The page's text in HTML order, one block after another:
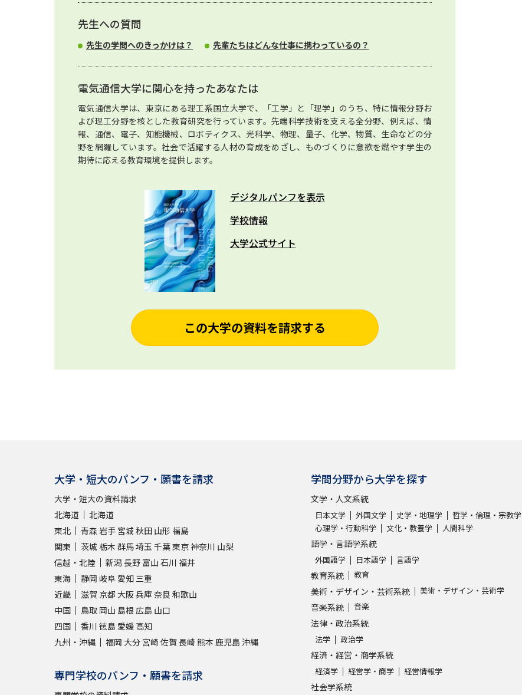
先生への質問
先生の学問へのきっかけは？ 先輩たちはどんな仕事に携わっているの？
電気通信大学に関心を持ったあなたは
電気通信大学は、東京にある理工系国立大学で、「工学」と「理学」のうち、特に情報分野お
よび理工分野を核とした教育研究を行っています。先端科学技術を支える全分野、例えば、情
報、通信、電子、知能機械、ロボティクス、光科学、物理、量子、化学、物質、生命などの分
野を網羅しています。社会で活躍する人材の育成をめざし、ものづくりに意欲を燃やす学生の
期待に応える教育環境を提供します。
デジタルパンフを表示
学校情報
大学公式サイト
この大学の資料を請求する
大学・短大のパンフ・願書を請求
大学・短大の資料請求
北海道
北海道
東北
青森 岩手 宮城 秋田 山形 福島
関東
茨城 栃木 群馬埼玉 千葉東京神奈川 山梨
信越・北陸
新潟長野 富山 石川 福井
東海
静岡 岐阜 愛知 三重
近畿
滋賀 京都 大阪兵庫奈良 和歌山
中国
鳥取 岡山 島根 広島 山口
四国
香川 徳島 愛媛 高知
九州・沖縄
福岡 大分 宮崎 佐賀 長崎 熊本 鹿児島沖縄
専門学校のパンフ・願書を請求
学問分野から大学を探す
文学・人文系統
日本文学 外国文学 史学・地理学
哲学・倫理・宗教学
心理学・行動科学
文化・教養学 人間科学
語学・言語学系統
外国語学 日本語学 言語学
教育系統 教育
美術・デザイン・芸術系統 美術・デザイン・芸術学
音楽系統 音楽
法律・政治系統
法学 政治学
経済・経営・商学系統
経済学 経営学・商学 経営情報学
社会学系統